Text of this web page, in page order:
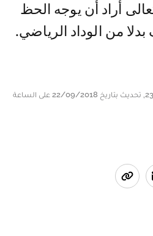
أراد أن يوجه الحظ
من الوداد الرياضي.
في 21/09/2018 على الساعة 23:48, تحديث بتاريخ 22/09/2018 على الساعة